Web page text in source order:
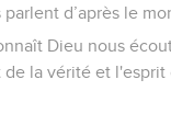
d’après le
Dieu nous
la vérité et l'esprit